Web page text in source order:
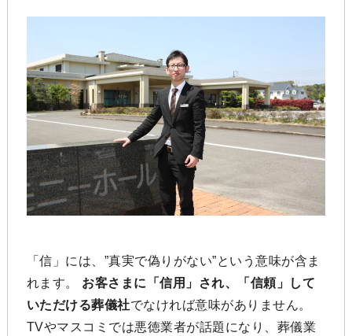
「信」には、”真実で偽りがない”という意味が含ま
れます。 お客さまに「信用」され、「信頼」して
いただける葬儀社でなければ意味がありません。
TVやマスコミでは悪徳業者が話題になり、葬儀業